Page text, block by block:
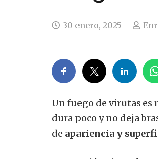
30 enero, 2025
Un fuego de virutas es
dura poco y no deja
de apariencia y